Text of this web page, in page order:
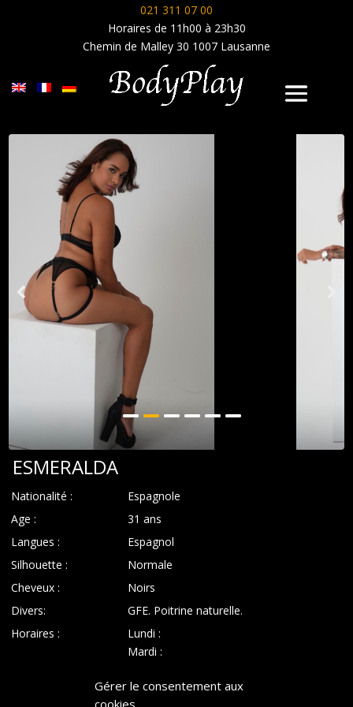
Gérer le consentement aux
cookies
021 311 07 00
Horaires de 11h00 à 23h30
Chemin de Malley 30 1007 Lausanne
ESMERALDA
Nationalité :
Espagnole
Age :
31 ans
Langues :
Espagnol
Silhouette :
Normale
Cheveux :
Noirs
Divers:
GFE. Poitrine naturelle.
Horaires :
Lundi :
Mardi :
Jeudi :